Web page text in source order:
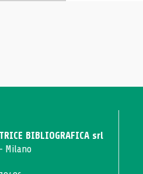
BIBLIOGRAFICA srl
Milano